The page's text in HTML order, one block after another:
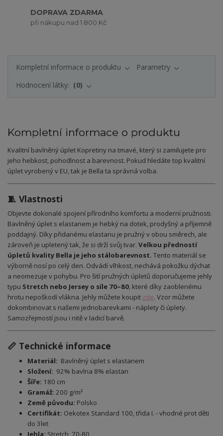
DOPRAVA ZDARMA
při nákupu nad 1 800 Kč
Kompletní informace o produktu
Parametry
Hodnocení látky:
0
Kompletní informace o produktu
Kvalitní bavlněný úplet Kopretiny na tmavé, který si zamilujete pro
jeho hebkost, pohodlnost a barevnost. Pokud hledáte top kvalitní
úplet vyrobený v EU, tak je Bella ta správná volba.
🧵 Vlastnosti
Objevte dokonalé spojení přírodního komfortu a moderní pružnosti.
Bavlněný úplet s elastanem je hebký na dotek, prodyšný a příjemně
poddajný. Díky přidanému elastanu je pružný v obou směrech, ale
zároveň je upletený tak, že si drží svůj tvar. Velkou předností
úpletů kvality Bella je jeho stálobarevnost. Tento materiál se
výborně nosí po celý den. Odvádí vlhkost, nechává pokožku dýchat
a neomezuje v pohybu. Pro šití pružných úpletů doporučujeme jehly
typu Stretch nebo Jersey o síle 70–80, které díky zaoblenému
hrotu nepoškodí vlákna. Jehly můžete koupit zde. Vzor můžete
dokombinovat s našemi jednobarevkami - náplety či úplety.
Samozřejmostí jsou i nitě v ladicí barvě.
📏 Technické informace
Materiál: Bavlněný úplet s elastanem
Složení: 92% bavlna 8% elastan
Šíře: 180 cm
Gramáž: 200 g/m²
Země původu: Polsko
Certifikát: Oekotex Standard 100, třida I. - vhodné prot děti
do 3let
Jehla: Stretch, 70-80